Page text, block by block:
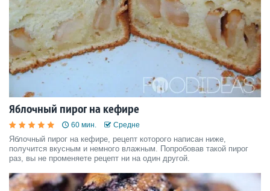
Яблочный пирог на кефире
60 мин. Средне
Яблочный пирог на кефире, рецепт которого написан ниже,
получится вкусным и немного влажным. Попробовав такой пирог
раз, вы не променяете рецепт ни на один другой.